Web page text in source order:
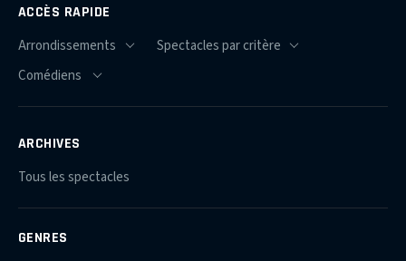
ACCÈS RAPIDE
ARCHIVES
Tous les spectacles
GENRES